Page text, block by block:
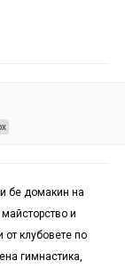
бе домакин на
и
от клубовете по
гимнастика,